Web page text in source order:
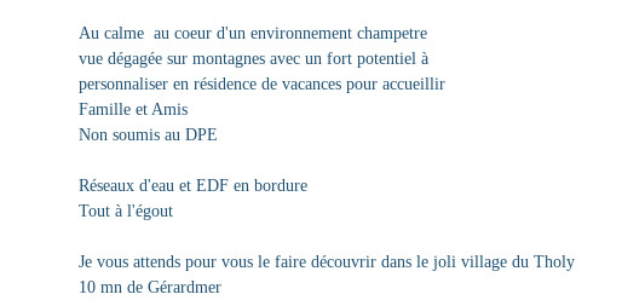
Au calme au coeur d'un environnement champetre
vue dégagée sur montagnes avec un fort potentiel à
personnaliser en résidence de vacances pour accueillir
Famille et Amis
Non soumis au DPE
Réseaux d'eau et EDF en bordure
Tout à l'égout
Je vous attends pour vous le faire découvrir dans le joli village du Tholy
10 mn de Gérardmer